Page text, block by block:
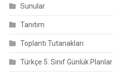
Sunular
Tanıtım
Toplantı Tutanakları
Türkçe 5. Sınıf Günlük Planlar